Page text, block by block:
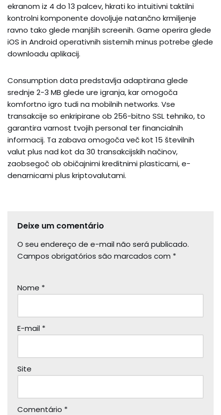
ekranom iz 4 do 13 palcev, hkrati ko intuitivni taktilni
kontrolni komponente dovoljuje natančno krmiljenje
ravno tako glede manjših screenih. Game operira glede
iOS in Android operativnih sistemih minus potrebe glede
downloadu aplikacij.
Consumption data predstavlja adaptirana glede
srednje 2-3 MB glede ure igranja, kar omogoča
komfortno igro tudi na mobilnih networks. Vse
transakcije so enkripirane ob 256-bitno SSL tehniko, to
garantira varnost tvojih personal ter financialnih
informacij. Ta zabava omogoča več kot 15 številnih
valut plus nad kot da 30 transakcijskih načinov,
zaobsegoč ob običajnimi kreditnimi plasticami, e-
denarnicami plus kriptovalutami.
Deixe um comentário
O seu endereço de e-mail não será publicado.
Campos obrigatórios são marcados com *
Nome *
E-mail *
Site
Comentário *